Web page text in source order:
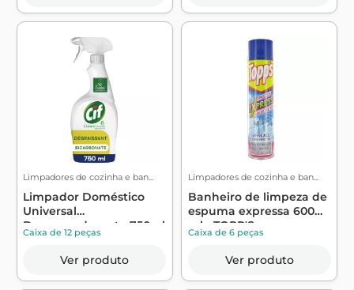
Limpadores de cozinha e ban...
Limpador Doméstico
Universal
Desengordurante 750ml
- Cif
Caixa de 12 peças
Ver produto
Limpadores de cozinha e ban...
Banheiro de limpeza de
espuma expressa 600
ml - TOPP'S
Caixa de 6 peças
Ver produto